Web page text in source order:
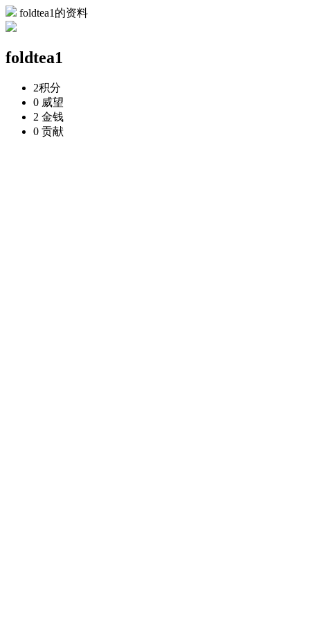
foldtea1的资料
foldtea1
2积分
0 威望
2 金钱
0 贡献